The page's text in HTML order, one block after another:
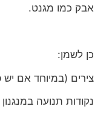
אבק כמו מגנט.
כן לשמן:
צירים (במיוחד אם יש
נקודות תנועה